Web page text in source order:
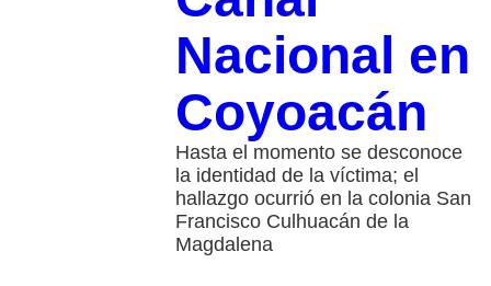
Nacional en
Coyoacán
Hasta el momento se desconoce
la identidad de la víctima; el
hallazgo ocurrió en la colonia San
Francisco Culhuacán de la
Magdalena